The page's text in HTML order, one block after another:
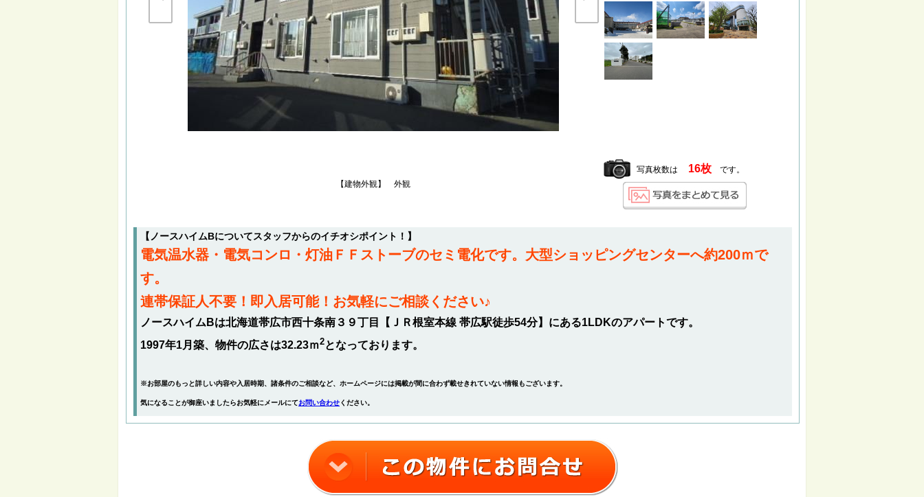
【建物外観】 外観
写真枚数は 16枚です。
【ノースハイムBについてスタッフからのイチオシポイント！】
電気温水器・電気コンロ・灯油ＦＦストーブのセミ電化です。大型ショッピングセンターへ約200ｍで
す。
連帯保証人不要！即入居可能！お気軽にご相談ください♪
ノースハイムBは北海道帯広市西十条南３９丁目【ＪＲ根室本線 帯広駅徒歩54分】にある1LDKのアパートです。
1997年1月築、物件の広さは32.23ｍ2となっております。
※お部屋のもっと詳しい内容や入居時期、諸条件のご相談など、ホームページには掲載が間に合わず載せきれていない情報もございます。
気になることが御座いましたらお気軽にメールにてお問い合わせください。